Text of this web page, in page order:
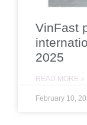
VinFast
2025
READ MORE »
February 10,